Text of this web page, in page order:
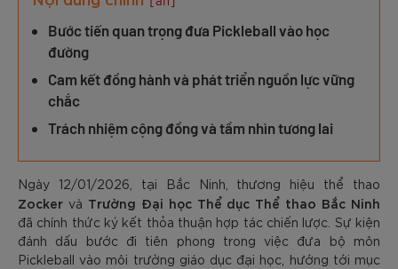
Bước tiến quan trọng đưa Pickleball vào học
đường
Cam kết đồng hành và phát triển nguồn lực vững
chắc
Trách nhiệm cộng đồng và tầm nhìn tương lai
Ngày 12/01/2026, tại Bắc Ninh, thương hiệu thể thao
Zocker và Trường Đại học Thể dục Thể thao Bắc Ninh
đã chính thức ký kết thỏa thuận hợp tác chiến lược. Sự kiện
đánh dấu bước đi tiên phong trong việc đưa bộ môn
Pickleball vào môi trường giáo dục đại học, hướng tới mục